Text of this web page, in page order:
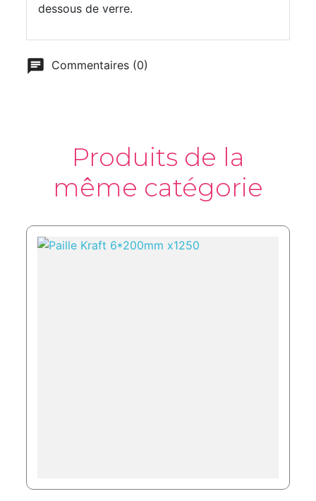
dessous de verre.
Commentaires (0)
Produits de la
même catégorie